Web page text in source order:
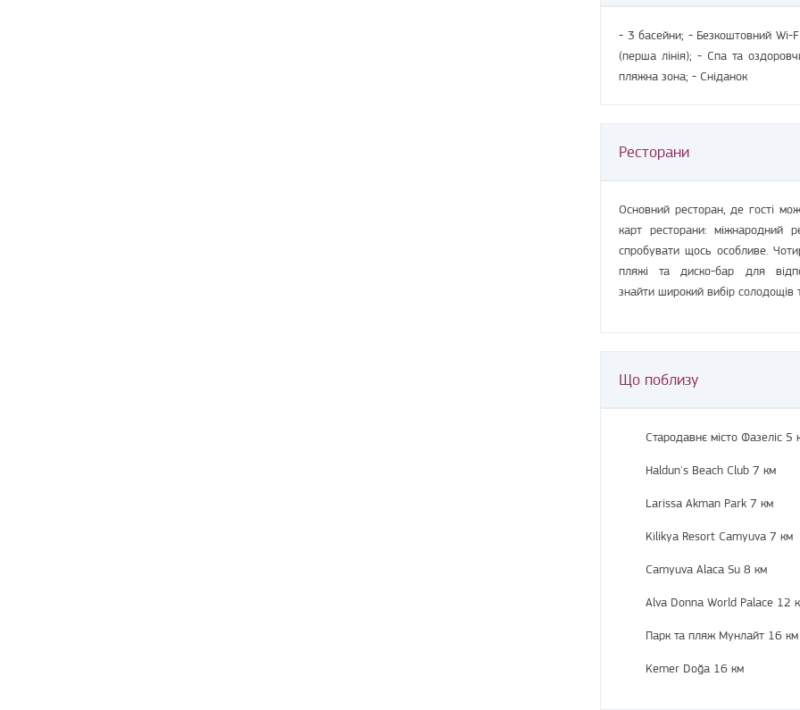
- 3 басейни; - Безкоштовний Wi-Fi
(перша лінія); - Спа та
пляжна зона; - Сніданок
Ресторани
Основний ресторан, де гості
карт ресторани: міжнародний
спробувати щось особливе.
пляжі та диско-бар для
знайти широкий вибір солодощів
Що поблизу
Стародавнє місто Фазеліс 5
Haldun's Beach Club 7 км
Larissa Akman Park 7 км
Kilikya Resort Camyuva 7 км
Camyuva Alaca Su 8 км
Alva Donna World Palace 12
Парк та пляж Мунлайт 16 км
Kemer Doğa 16 км